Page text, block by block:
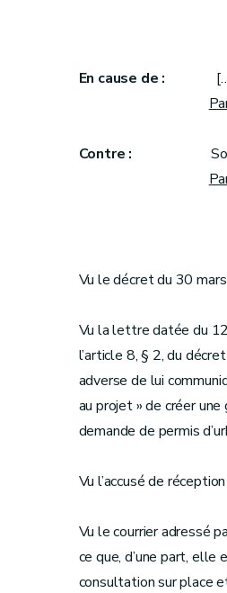
En cause de :
Contre :
Vu le décret du 30
Vu la lettre datée du
l’article 8, § 2, du
adverse de lui
au projet » de créer
demande de permis
Vu l’accusé de
Vu le courrier adressé
ce que, d’une part,
consultation sur place